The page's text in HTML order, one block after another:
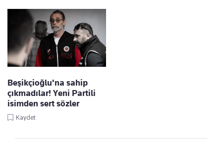
Beşikçioğlu'na sahip
çıkmadılar! Yeni Partili
isimden sert sözler
Kaydet